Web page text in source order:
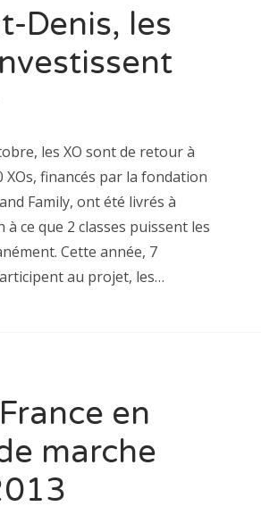
Denis, les
les XO sont de retour à
XOs, financés par la fondation
Family, ont été livrés à
à ce que 2 classes puissent les
Cette année, 7
au projet, les…
en
marche